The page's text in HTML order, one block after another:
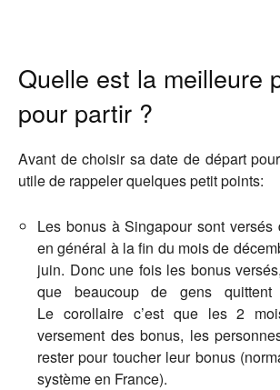
Quelle est la meilleure
pour partir ?
Avant de choisir sa date de départ
utile de rappeler quelques petit points:
Les bonus à Singapour sont versés
en général à la fin du mois de
juin. Donc une fois les bonus
que beaucoup de gens quittent
Le corollaire c’est que les 2
versement des bonus, les
rester pour toucher leur bonus
système en France).